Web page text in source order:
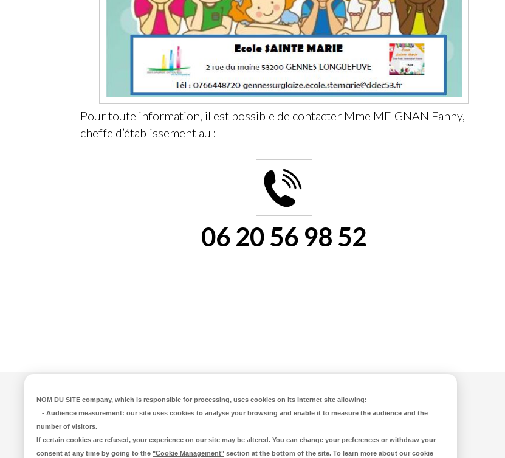
Pour toute information, il est possible de contacter Mme MEIGNAN Fanny,
cheffe d’établissement au :
06 20 56 98 52
Mairie de Gennes-Longuefuye
44 rue Division Leclerc
Tél. 02 43 70 91 18
NOM DU SITE company, which is responsible for processing, uses cookies on its Internet site allowing:
- Audience measurement: our site uses cookies to analyse your browsing and enable it to measure the audience and the
number of visitors.
If certain cookies are refused, your experience on our site may be altered. You can change your preferences or withdraw your
consent at any time by going to the "Cookie Management" section at the bottom of the site. To learn more about our cookie